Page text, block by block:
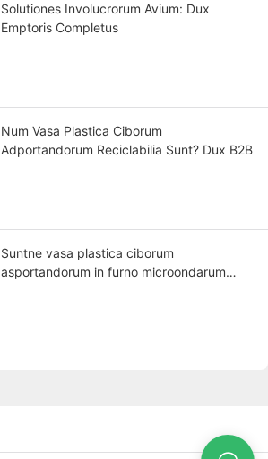
Solutiones Involucrorum Avium: Dux
Emptoris Completus
Num Vasa Plastica Ciborum
Adportandorum Reciclabilia Sunt? Dux B2B
Suntne vasa plastica ciborum
asportandorum in furno microondarum